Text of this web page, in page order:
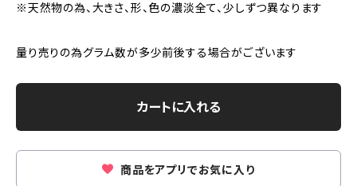
※天然物の為、大きさ、形、色の濃淡全て、少しずつ異なります
量り売りの為グラム数が多少前後する場合がございます
カートに入れる
商品をアプリでお気に入り